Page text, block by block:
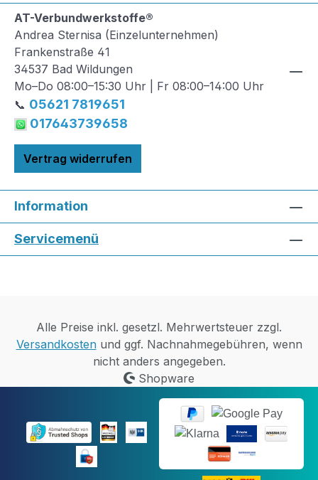
AT-Verbundwerkstoffe®
Andrea Sternisa (Einzelunternehmen)
Frankenstraße 41
34537 Bad Wildungen
Mo–Do 08:00–15:30 Uhr | Fr 08:00–14:00 Uhr
📞 05621 7819651
017643739658
Vertrag widerrufen
Information
Servicemenü
Alle Preise inkl. gesetzl. Mehrwertsteuer zzgl.
Versandkostenund ggf. Nachnahmegebühren, wenn
nicht anders angegeben.
Shopware